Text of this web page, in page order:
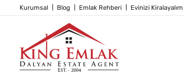
Kurumsal Blog Emlak Rehberi Evinizi